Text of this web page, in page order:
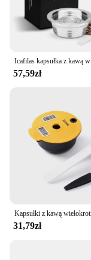
57,59zł
31,79zł